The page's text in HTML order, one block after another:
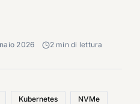
2026 2 min di lettura
Kubernetes NVMe